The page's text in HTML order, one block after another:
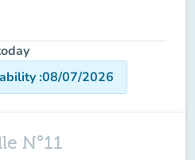
:08/07/2026
N°11